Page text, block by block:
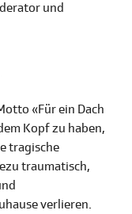
und
«Für ein Dach
Kopf zu haben,
tragische
traumatisch,
verlieren.